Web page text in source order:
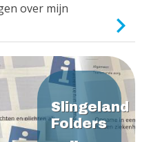
over mijn
Slingeland
Folders